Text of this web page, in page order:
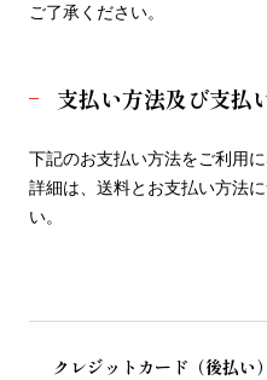
ご了承ください。
支払い方法及び支払
下記のお支払い方法をご利用に
詳細は、送料とお支払い方法
い。
クレジットカード（後払い）